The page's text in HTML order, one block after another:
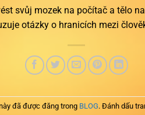
svůj mozek na počítač a tělo
otázky o hranicích mezi
đã được đăng trong BLOG. Đánh dấu